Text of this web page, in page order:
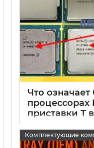
Что означает
процессорах
приставки Т
Комплектующие